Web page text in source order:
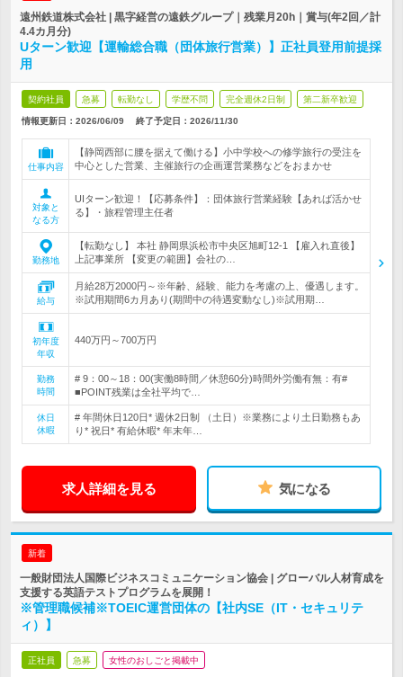
遠州鉄道株式会社 | 黒字経営の遠鉄グループ｜残業月20h｜賞与(年2回／計
4.4カ月分)
Uターン歓迎【運輸総合職（団体旅行営業）】正社員登用前提採
用
契約社員 急募 転勤なし 学歴不問 完全週休2日制 第二新卒歓迎
情報更新日：2026/06/09 終了予定日： 2026/11/30
仕事内容
【静岡西部に腰を据えて働ける】小中学校への修学旅行の受注を
中心とした営業、主催旅行の企画運営業務などをおまかせ
対象と
なる方
UIターン歓迎！【応募条件】：団体旅行営業経験【あれば活かせ
る】・旅程管理主任者
勤務地
【転勤なし】 本社 静岡県浜松市中央区旭町12-1 【雇入れ直後】
上記事業所 【変更の範囲】会社の…
給与
月給28万2000円～※年齢、経験、能力を考慮の上、優遇します。
※試用期間6カ月あり(期間中の待遇変動なし)※試用期…
初年度
年収
440万円～700万円
勤務
時間
# 9：00～18：00(実働8時間／休憩60分)時間外労働有無：有#
■POINT残業は全社平均で…
休日
休暇
# 年間休日120日* 週休2日制 （土日）※業務により土日勤務もあ
り* 祝日* 有給休暇* 年末年…
求人詳細を見る 気になる
新着
一般財団法人国際ビジネスコミュニケーション協会 | グローバル人材育成を
支援する英語テストプログラムを展開！
※管理職候補※TOEIC運営団体の【社内SE（IT・セキュリテ
ィ）】
正社員 急募 女性のおしごと掲載中